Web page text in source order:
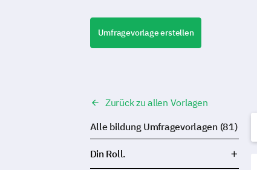
Umfragevorlage erstellen
Zurück zu allen Vorlagen
Alle bildung Umfragevorlagen (81)
Din Roll.